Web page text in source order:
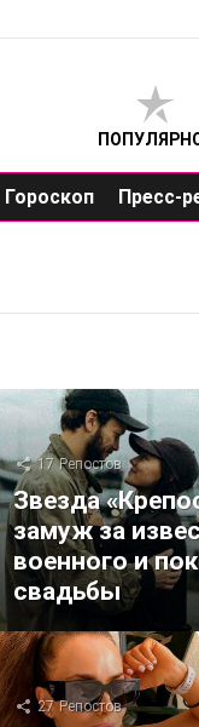
Гороскоп Пресс-
17 Репостов
Звезда
замуж за
военного и
свадьбы
27 Репостов